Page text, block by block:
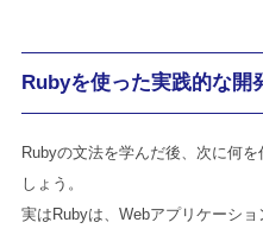
Rubyを使った実践的な開
Rubyの文法を学んだ後、次に何
しょう。
実はRubyは、Webアプリケーシ